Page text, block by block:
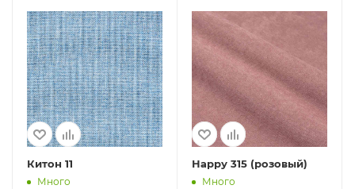
Китон 11
Много
Нарру 315 (розовый)
Много